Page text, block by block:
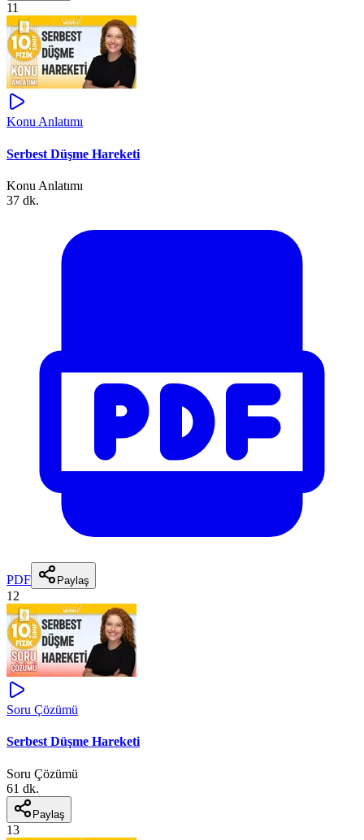
11
Konu Anlatımı
Serbest Düşme Hareketi
Konu Anlatımı
37 dk.
PDF Paylaş
12
Soru Çözümü
Serbest Düşme Hareketi
Soru Çözümü
61 dk.
Paylaş
13